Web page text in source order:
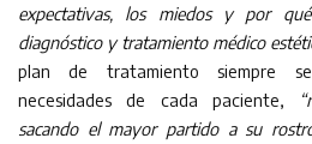
expectativas, los miedos y por
diagnóstico y tratamiento médico
plan de tratamiento siempre
necesidades de cada paciente,
sacando el mayor partido a su